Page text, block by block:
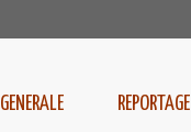
GENERALE REPORTAGE